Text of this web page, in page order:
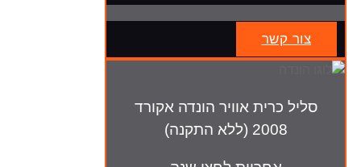
צור קשר
סליל כרית אוויר הונדה אקורד
2008 (ללא התקנה)